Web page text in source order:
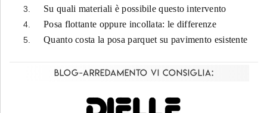
Su quali materiali è possibile questo intervento
Posa flottante oppure incollata: le differenze
Quanto costa la posa parquet su pavimento esistente
Blog-Arredamento vi consiglia: